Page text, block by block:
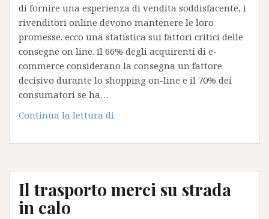
di fornire una esperienza di vendita soddisfacente, i
rivenditori online devono mantenere le loro
promesse. ecco una statistica sui fattori critici delle
consegne on line. Il 66% degli acquirenti di e-
commerce considerano la consegna un fattore
decisivo durante lo shopping on-line e il 70% dei
consumatori se ha…
Continua la lettura di
delle
on
line
Il trasporto merci su strada
in calo